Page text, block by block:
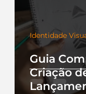
Guia
Criação
Identidade